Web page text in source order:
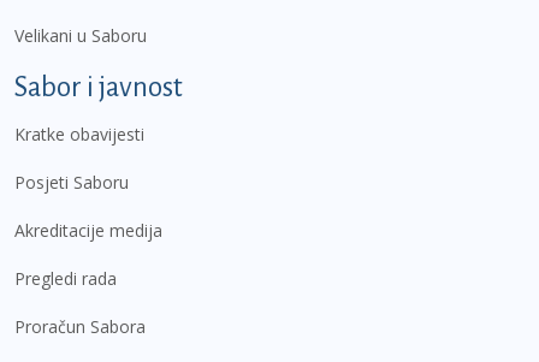
Velikani u Saboru
Sabor i javnost
Kratke obavijesti
Posjeti Saboru
Akreditacije medija
Pregledi rada
Proračun Sabora